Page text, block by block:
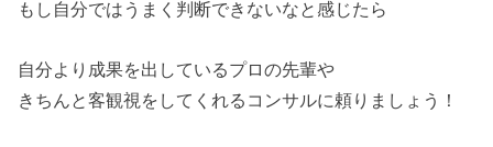
もし自分ではうまく判断できないなと感じたら
自分より成果を出しているプロの先輩や
きちんと客観視をしてくれるコンサルに頼りましょう！